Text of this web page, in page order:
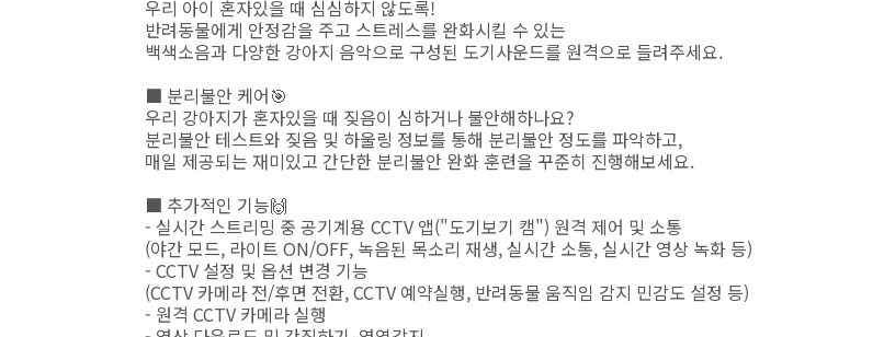
우리 아이 혼자있을 때 심심하지 않도록!
반려동물에게 안정감을 주고 스트레스를 완화시킬 수 있는
백색소음과 다양한 강아지 음악으로 구성된 도기사운드를 원격으로 들려주세요.
■ 분리불안 케어🎯
우리 강아지가 혼자있을 때 짖음이 심하거나 불안해하나요?
분리불안 테스트와 짖음 및 하울링 정보를 통해 분리불안 정도를 파악하고,
매일 제공되는 재미있고 간단한 분리불안 완화 훈련을 꾸준히 진행해보세요.
■ 추가적인 기능🙌
- 실시간 스트리밍 중 공기계용 CCTV 앱("도기보기 캠") 원격 제어 및 소통
(야간 모드, 라이트 ON/OFF, 녹음된 목소리 재생, 실시간 소통, 실시간 영상 녹화 등)
- CCTV 설정 및 옵션 변경 기능
(CCTV 카메라 전/후면 전환, CCTV 예약실행, 반려동물 움직임 감지 민감도 설정 등)
- 원격 CCTV 카메라 실행